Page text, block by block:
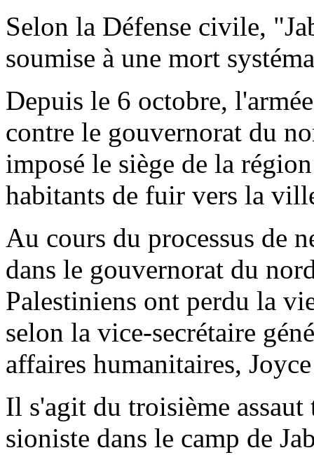
Selon la Défense civile,
soumise à une mort
Depuis le 6 octobre,
contre le gouvernorat du
imposé le siège de la
habitants de fuir vers la
Au cours du processus de
dans le gouvernorat du
Palestiniens ont perdu la
selon la vice-secrétaire
affaires humanitaires,
Il s'agit du troisième assaut
sioniste dans le camp de